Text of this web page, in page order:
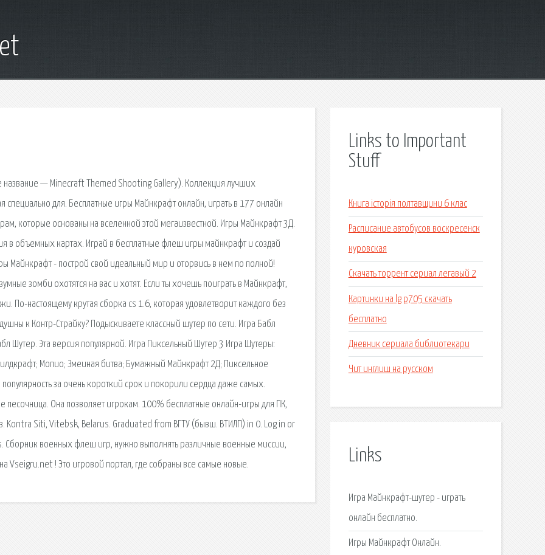
— Minecraft Themed Shooting Gallery). Коллекция лучших
для. Бесплатные игры Майнкрафт онлайн, играть в 177 онлайн
которые основаны на вселенной этой мегаизвестной. Игры Майнкрафт 3Д.
в объемных картах. Играй в бесплатные флеш игры майнкрафт и создай
Майнкрафт - построй свой идеальный мир и оторвись в нем по полной!
зомби охотятся на вас и хотят. Если ты хочешь поиграть в Майнкрафт,
По-настоящему крутая сборка cs 1.6, которая удовлетворит каждого без
к Контр-Страйку? Подыскиваете классный шутер по сети. Игра Бабл
Шутер. Эта версия популярной. Игра Пиксельный Шутер 3 Игра Шутеры:
Мопио; Змеиная битва; Бумажный Майнкрафт 2Д; Пиксельное
за очень короткий срок и покорили сердца даже самых.
песочница. Она позволяет игрокам. 100% бесплатные онлайн-игры для ПК,
Kontra Siti, Vitebsk, Belarus. Graduated from ВГТУ (бывш. ВТИЛП) in 0. Log in or
военных флеш игр, нужно выполнять различные военные миссии,
Vseigru.net ! Это игровой портал, где собраны все самые новые.
Links to Important
Stuff
Книга історія полтавщини 6 клас
Расписание автобусов воскресенск
куровская
Скачать торрент сериал легавый 2
Картинки на lg p705 скачать
бесплатно
Дневник сериала библиотекари
Чит инглиш на русском
Links
Игра Майнкрафт-шутер - играть
онлайн бесплатно.
Игры Майнкрафт Онлайн.